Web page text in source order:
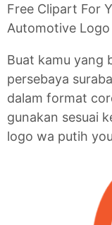
Free Clipart For
Automotive
Buat kamu yang
persebaya
dalam format
gunakan sesuai
logo wa putih